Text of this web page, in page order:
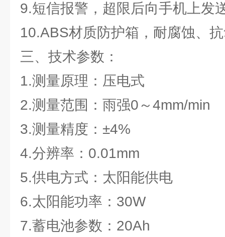
9.短信报警，超限后向手机上发
10.ABS材质防护箱，耐腐蚀、
三、技术参数：
1.测量原理：压电式
2.测量范围：雨强0～4mm/min
3.测量精度：±4%
4.分辨率：0.01mm
5.供电方式：太阳能供电
6.太阳能功率：30W
7.蓄电池参数：20Ah